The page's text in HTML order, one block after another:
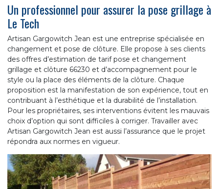
Un professionnel pour assurer la pose grillage à
Le Tech
Artisan Gargowitch Jean est une entreprise spécialisée en
changement et pose de clôture. Elle propose à ses clients
des offres d’estimation de tarif pose et changement
grillage et clôture 66230 et d’accompagnement pour le
style ou la place des éléments de la clôture. Chaque
proposition est la manifestation de son expérience, tout en
contribuant à l’esthétique et la durabilité de l’installation.
Pour les propriétaires, ses interventions évitent les mauvais
choix d’option qui sont difficiles à corriger. Travailler avec
Artisan Gargowitch Jean est aussi l’assurance que le projet
répondra aux normes en vigueur.